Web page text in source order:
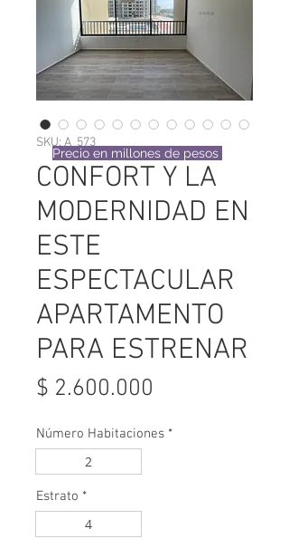
SKU: A_573
CONFORT Y LA
MODERNIDAD EN
ESTE
ESPECTACULAR
APARTAMENTO
PARA ESTRENAR
$ 2.600.000
Número Habitaciones *
2
Estrato *
4
Precio en millones de pesos